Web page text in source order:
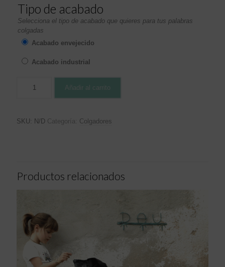
Tipo de acabado
Selecciona el tipo de acabado que quieres para tus palabras
colgadas
Acabado envejecido
Acabado industrial
Añadir al carrito
SKU: N/D Categoría: Colgadores
Productos relacionados